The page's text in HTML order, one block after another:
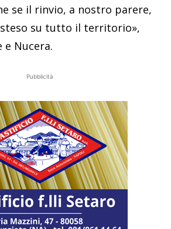
se il rinvio, a nostro parere,
su tutto il territorio»,
e Nucera.
Pubblicità